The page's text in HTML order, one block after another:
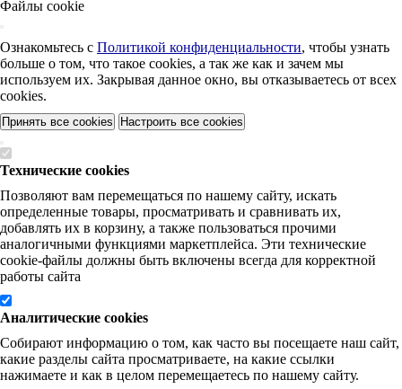
Файлы cookie
Ознакомьтесь с Политикой конфиденциальности, чтобы узнать
больше о том, что такое cookies, а так же как и зачем мы
используем их. Закрывая данное окно, вы отказываетесь от всех
cookies.
Принять все cookies Настроить все cookies
Технические cookies
Позволяют вам перемещаться по нашему сайту, искать
определенные товары, просматривать и сравнивать их,
добавлять их в корзину, а также пользоваться прочими
аналогичными функциями маркетплейса. Эти технические
cookie-файлы должны быть включены всегда для корректной
работы сайта
Аналитические cookies
Собирают информацию о том, как часто вы посещаете наш сайт,
какие разделы сайта просматриваете, на какие ссылки
нажимаете и как в целом перемещаетесь по нашему сайту.